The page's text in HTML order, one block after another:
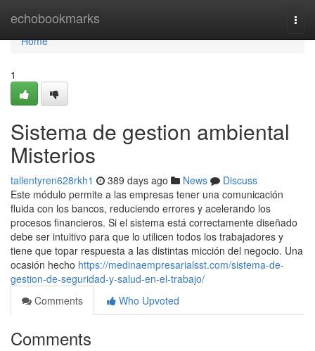
echobookmarks
Home
Home
1
Sistema de gestion ambiental
Misterios
tallentyren628rkh1 389 days ago News
Discuss
Este módulo permite a las empresas tener una comunicación
fluida con los bancos, reduciendo errores y acelerando los
procesos financieros. Si el sistema está correctamente diseñado
debe ser intuitivo para que lo utilicen todos los trabajadores y
tiene que topar respuesta a las distintas micción del negocio. Una
ocasión hecho https://medinaempresarialsst.com/sistema-de-
gestion-de-seguridad-y-salud-en-el-trabajo/
Comments
Who Upvoted
Comments